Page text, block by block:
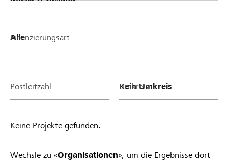
Finanzierungsart
Postleitzahl Umkreis
Keine Projekte gefunden.
Wechsle zu «Organisationen», um die Ergebnisse dort